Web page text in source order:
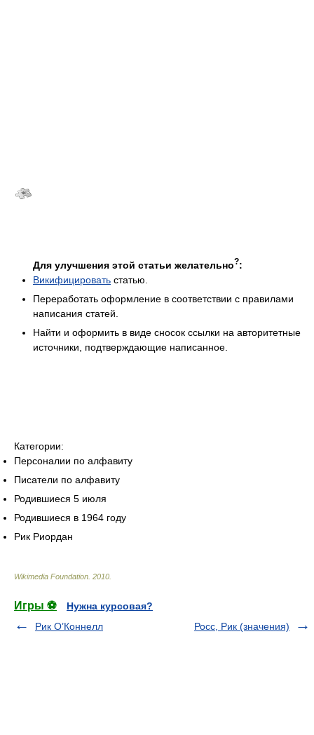
Для улучшения этой статьи желательно?:
Викифицировать статью.
Переработать оформление в соответствии с правилами
написания статей.
Найти и оформить в виде сносок ссылки на авторитетные
источники, подтверждающие написанное.
Категории:
Персоналии по алфавиту
Писатели по алфавиту
Родившиеся 5 июля
Родившиеся в 1964 году
Рик Риордан
Wikimedia Foundation 2010
Игры ⚽
Нужна курсовая?
Рик О’Коннелл
Росс, Рик (значения)